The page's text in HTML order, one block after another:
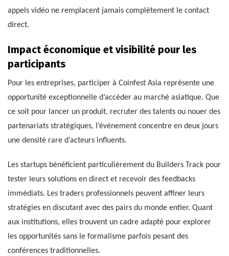
appels vidéo ne remplacent jamais complètement le contact
direct.
Impact économique et visibilité pour les
participants
Pour les entreprises, participer à Coinfest Asia représente une
opportunité exceptionnelle d’accéder au marché asiatique. Que
ce soit pour lancer un produit, recruter des talents ou nouer des
partenariats stratégiques, l’événement concentre en deux jours
une densité rare d’acteurs influents.
Les startups bénéficient particulièrement du Builders Track pour
tester leurs solutions en direct et recevoir des feedbacks
immédiats. Les traders professionnels peuvent affiner leurs
stratégies en discutant avec des pairs du monde entier. Quant
aux institutions, elles trouvent un cadre adapté pour explorer
les opportunités sans le formalisme parfois pesant des
conférences traditionnelles.